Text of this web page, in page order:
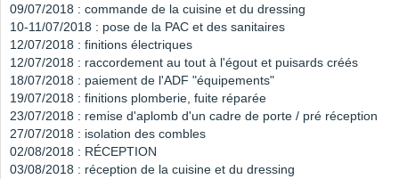
09/07/2018 : commande de la cuisine et du dressing
10-11/07/2018 : pose de la PAC et des sanitaires
12/07/2018 : finitions électriques
12/07/2018 : raccordement au tout à l'égout et puisards créés
18/07/2018 : paiement de l'ADF "équipements"
19/07/2018 : finitions plomberie, fuite réparée
23/07/2018 : remise d'aplomb d'un cadre de porte / pré réception
27/07/2018 : isolation des combles
02/08/2018 : RÉCEPTION
03/08/2018 : réception de la cuisine et du dressing